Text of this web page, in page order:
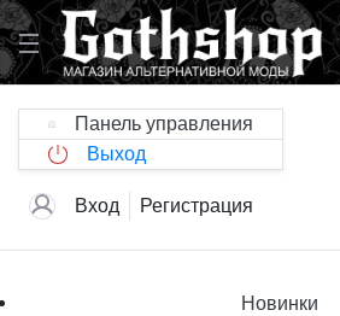
Панель управления
Выход
Вход Регистрация
Новинки